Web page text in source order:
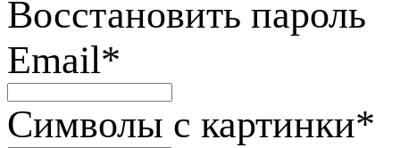
Восстановить пароль
Email*
Символы с картинки*